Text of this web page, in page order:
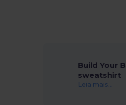
Build Your
sweatshirt
Leia mais...